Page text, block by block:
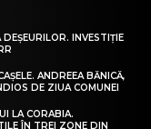
INVESTIȚIE
ANDREEA BĂNICĂ,
DE ZIUA COMUNEI
LA CORABIA.
ÎN TREI ZONE DIN